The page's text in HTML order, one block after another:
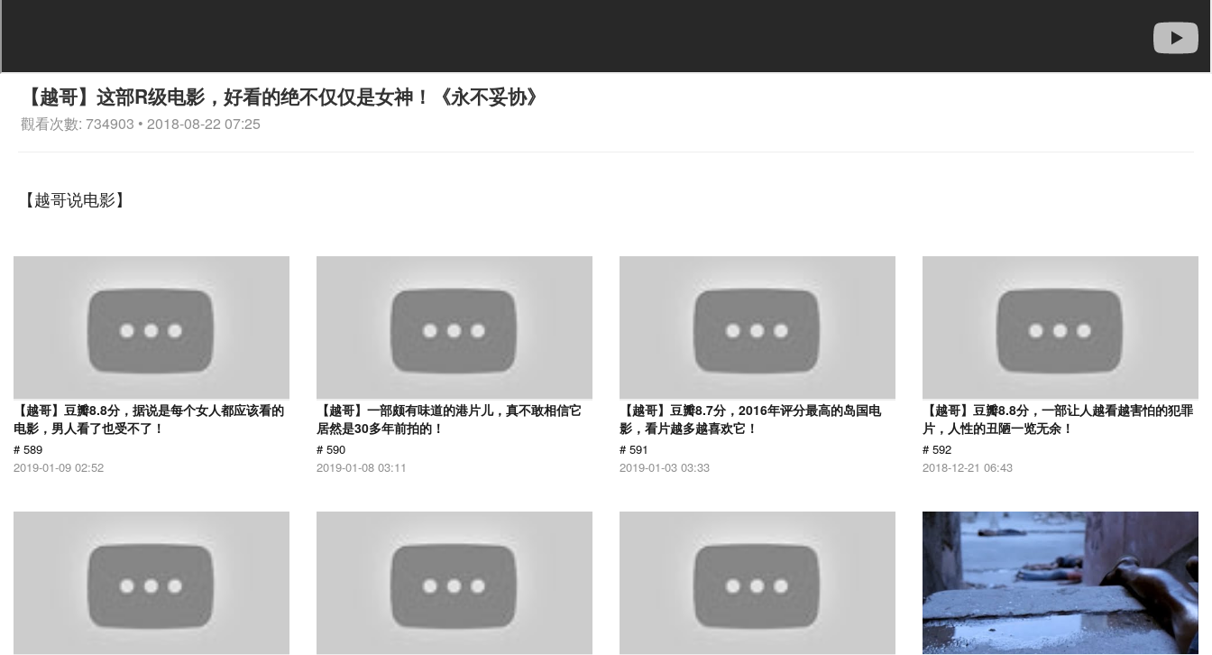
【越哥】这部R级电影，好看的绝不仅仅是女神！《永不妥协》
觀看次數: 734903 • 2018-08-22 07:25
【越哥说电影】
【越哥】豆瓣8.8分，据说是每个女人都应该看的
电影，男人看了也受不了！
# 589
2019-01-09 02:52
【越哥】一部颇有味道的港片儿，真不敢相信它
居然是30多年前拍的！
# 590
2019-01-08 03:11
【越哥】豆瓣8.7分，2016年评分最高的岛国电
影，看片越多越喜欢它！
# 591
2019-01-03 03:33
【越哥】豆瓣8.8分，一部让人越看越害怕的犯罪
片，人性的丑陋一览无余！
# 592
2018-12-21 06:43